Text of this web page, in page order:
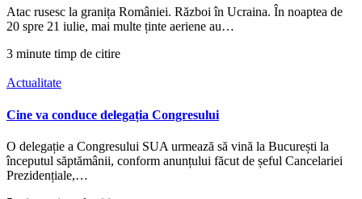
Atac rusesc la granița României. Război în Ucraina. În noaptea de
20 spre 21 iulie, mai multe ținte aeriene au…
3 minute timp de citire
Actualitate
Cine va conduce delegația Congresului
O delegație a Congresului SUA urmează să vină la București la
începutul săptămânii, conform anunțului făcut de șeful Cancelariei
Prezidențiale,…